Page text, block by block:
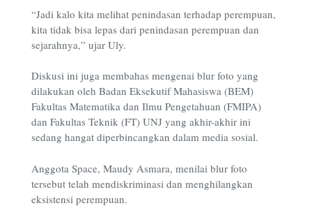
“Jadi kalo kita melihat penindasan terhadap perempuan,
kita tidak bisa lepas dari penindasan perempuan dan
sejarahnya,” ujar Uly.
Diskusi ini juga membahas mengenai blur foto yang
dilakukan oleh Badan Eksekutif Mahasiswa (BEM)
Fakultas Matematika dan Ilmu Pengetahuan (FMIPA)
dan Fakultas Teknik (FT) UNJ yang akhir-akhir ini
sedang hangat diperbincangkan dalam media sosial.
Anggota Space, Maudy Asmara, menilai blur foto
tersebut telah mendiskriminasi dan menghilangkan
eksistensi perempuan.